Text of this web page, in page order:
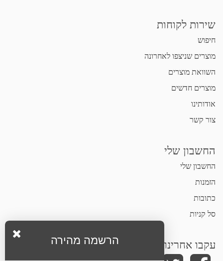
שירות לקוחות
חיפוש
מוצרים שניצפו לאחרונה
השוואת מוצרים
מוצרים חדשים
אודותינו
צור קשר
החשבון שלי
החשבון שלי
הזמנות
כתובות
סל קניות
עקבו אחרינו הרשמה מהירה